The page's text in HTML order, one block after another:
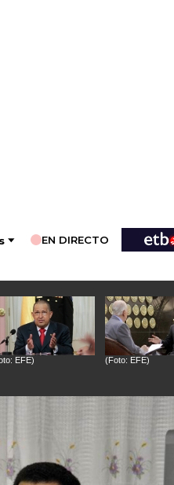
EN DIRECTO
EFE) (Foto: EFE)